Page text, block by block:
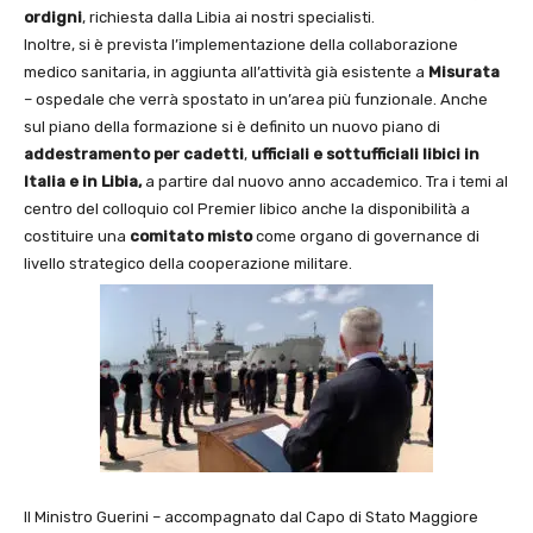
ordigni, richiesta dalla Libia ai nostri specialisti.
Inoltre, si è prevista l’implementazione della collaborazione
medico sanitaria, in aggiunta all’attività già esistente a Misurata
– ospedale che verrà spostato in un’area più funzionale. Anche
sul piano della formazione si è definito un nuovo piano di
addestramento per cadetti, ufficiali e sottufficiali libici in
Italia e in Libia,a partire dal nuovo anno accademico. Tra i temi al
centro del colloquio col Premier libico anche la disponibilità a
costituire una comitato mistocome organo di governance di
livello strategico della cooperazione militare.
Il Ministro Guerini – accompagnato dal Capo di Stato Maggiore